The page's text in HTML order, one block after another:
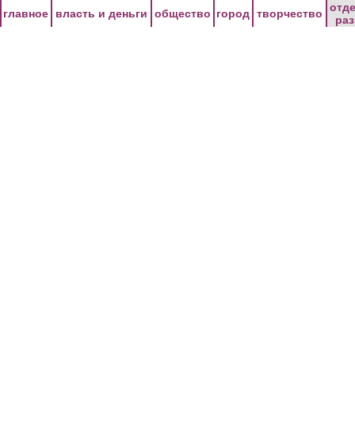
главное власть и деньги общество город творчество